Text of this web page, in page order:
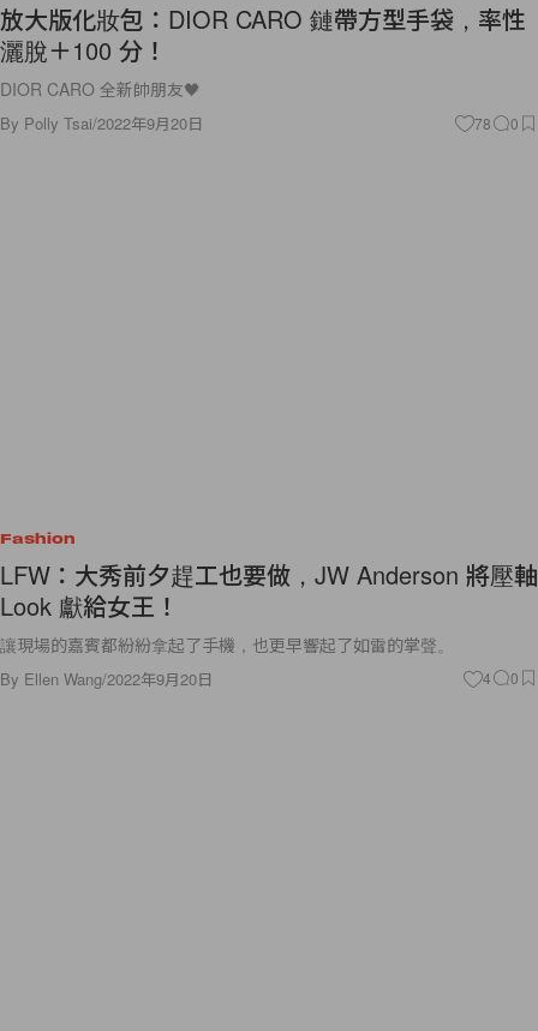
放大版化妝包：DIOR CARO 鏈帶方型手袋，率性
灑脫＋100 分！
DIOR CARO 全新帥朋友🖤
By Polly Tsai/2022年9月20日 78 0
Fashion
LFW：大秀前夕趕工也要做，JW Anderson 將壓軸
Look 獻給女王！
讓現場的嘉賓都紛紛拿起了手機，也更早響起了如雷的掌聲。
By Ellen Wang/2022年9月20日 4 0